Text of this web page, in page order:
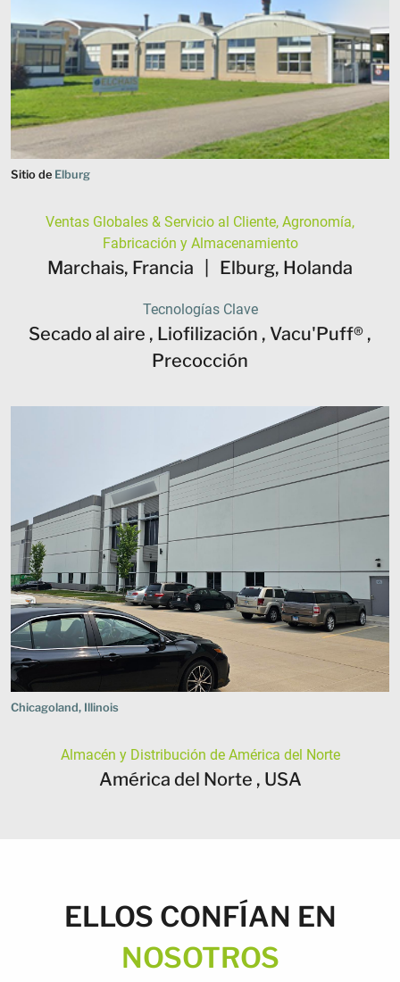
Sitio de Elburg
Ventas Globales & Servicio al Cliente, Agronomía,
Fabricación y Almacenamiento
Marchais, Francia Elburg, Holanda
Tecnologías Clave
Secado al aire , Liofilización , Vacu'Puff® ,
Precocción
Chicagoland, Illinois
Almacén y Distribución de América del Norte
América del Norte , USA
ELLOS CONFÍAN EN
NOSOTROS